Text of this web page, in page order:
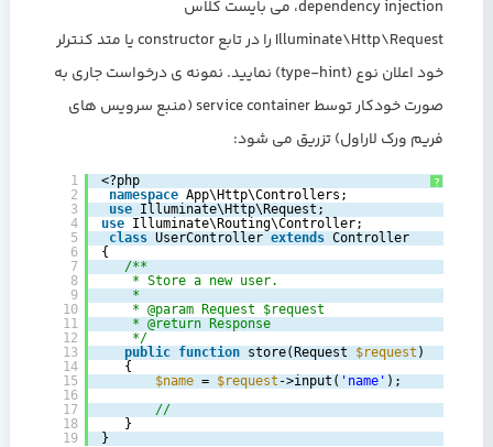
dependency injection، می بایست کلاس
Illuminate\Http\Request را در تابع constructor یا متد کنترلر
خود اعلان نوع (type-hint) نمایید. نمونه ی درخواست جاری به
صورت خودکار توسط service container (منبع سرویس های
فریم ورک لاراول) تزریق می شود:
?
1
2
3
4
5
6
7
8
9
10
11
12
13
14
15
16
17
18
19
<?php
namespace App\Http\Controllers;
use Illuminate\Http\Request;
use Illuminate\Routing\Controller;
class UserController extends Controller
{
/**
* Store a new user.
*
* @param Request $request
* @return Response
*/
public function store(Request $request )
{
$name = $request ->input( 'name' );
//
}
}